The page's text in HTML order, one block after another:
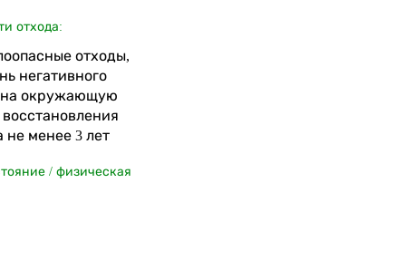
отхода:
отходы,
негативного
на окружающую
не менее 3 лет
/ физическая